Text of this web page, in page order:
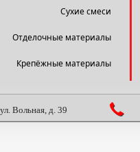
Сухие смеси
Отделочные материалы
Крепёжные материалы
Вольная, д. 39